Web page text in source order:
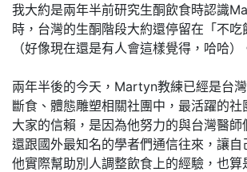
我大約是兩年半前研究生酮飲食時認識
時，台灣的生酮階段大約還停留在「不吃
（好像現在還是有人會這樣覺得，哈哈）
兩年半後的今天，Martyn教練已經是台
斷食、體態雕塑相關社團中，最活躍的社
大家的信賴，是因為他努力的與台灣醫師
還跟國外最知名的學者們通信往來，讓自
他實際幫助別人調整飲食上的經驗，也算